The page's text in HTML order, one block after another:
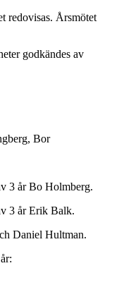
redovisas. Årsmötet
godkändes av
Bor
3 år Bo Holmberg.
3 år Erik Balk.
Daniel Hultman.